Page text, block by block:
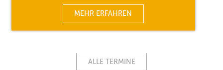
MEHR ERFAHREN
ALLE TERMINE